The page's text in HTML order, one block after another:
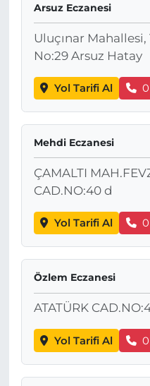
Arsuz Eczanesi
Uluçınar Mahallesi,
No:29 Arsuz Hatay
Yol Tarifi Al
Mehdi Eczanesi
ÇAMALTI
CAD.NO:40 d
Yol Tarifi Al
Özlem Eczanesi
ATATÜRK
Yol Tarifi Al 0